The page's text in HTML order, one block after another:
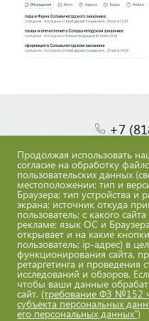
+7
163002, г.
E-mail: eco@eco29.ru
Обработка
Продолжая использовать
согласие на обработку
пользовательских данных
местоположении; тип и
Браузера; тип устройства и
экрана; источник откуда
пользователь; с какого
рекламе; язык ОС и
открывает и на какие
пользователь; ip-адрес) в
функционирования сайта,
ретаргетинга и проведения
исследований и обзоров.
чтобы ваши данные
сайт. (требование ФЗ №152
субъекта персональных
его персональных данных")